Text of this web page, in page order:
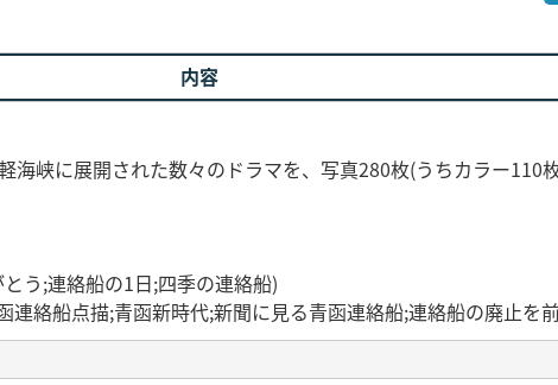
内容
海峡に展開された数々のドラマを、写真280枚(うちカラー110
う;連絡船の1日;四季の連絡船)
絡船点描;青函新時代;新聞に見る青函連絡船;連絡船の廃止を